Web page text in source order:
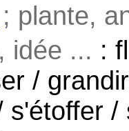
; plante,
idée ... :
/
s'étoffer